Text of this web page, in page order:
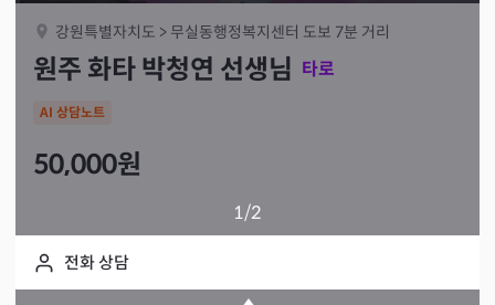
강원특별자치도 > 무실동행정복지센터 도보 7분 거리
원주 화타 박청연 선생님 타로
AI 상담노트
50,000원
1/2
전화 상담